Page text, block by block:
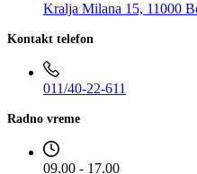
Kralja Milana 15, 11000
Kontakt telefon
011/40-22-611
Radno vreme
09.00 - 17.00